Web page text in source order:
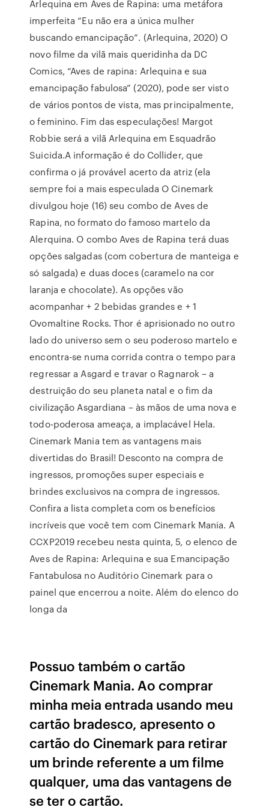
Arlequina em Aves de Rapina: uma metáfora
imperfeita “Eu não era a única mulher
buscando emancipação”. (Arlequina, 2020) O
novo filme da vilã mais queridinha da DC
Comics, “Aves de rapina: Arlequina e sua
emancipação fabulosa” (2020), pode ser visto
de vários pontos de vista, mas principalmente,
o feminino. Fim das especulações! Margot
Robbie será a vilã Arlequina em Esquadrão
Suicida.A informação é do Collider, que
confirma o já provável acerto da atriz (ela
sempre foi a mais especulada O Cinemark
divulgou hoje (16) seu combo de Aves de
Rapina, no formato do famoso martelo da
Alerquina. O combo Aves de Rapina terá duas
opções salgadas (com cobertura de manteiga e
só salgada) e duas doces (caramelo na cor
laranja e chocolate). As opções vão
acompanhar + 2 bebidas grandes e + 1
Ovomaltine Rocks. Thor é aprisionado no outro
lado do universo sem o seu poderoso martelo e
encontra-se numa corrida contra o tempo para
regressar a Asgard e travar o Ragnarok – a
destruição do seu planeta natal e o fim da
civilização Asgardiana – às mãos de uma nova e
todo-poderosa ameaça, a implacável Hela.
Cinemark Mania tem as vantagens mais
divertidas do Brasil! Desconto na compra de
ingressos, promoções super especiais e
brindes exclusivos na compra de ingressos.
Confira a lista completa com os benefícios
incríveis que você tem com Cinemark Mania. A
CCXP2019 recebeu nesta quinta, 5, o elenco de
Aves de Rapina: Arlequina e sua Emancipação
Fantabulosa no Auditório Cinemark para o
painel que encerrou a noite. Além do elenco do
longa da
Possuo também o cartão
Cinemark Mania. Ao comprar
minha meia entrada usando meu
cartão bradesco, apresento o
cartão do Cinemark para retirar
um brinde referente a um filme
qualquer, uma das vantagens de
se ter o cartão.